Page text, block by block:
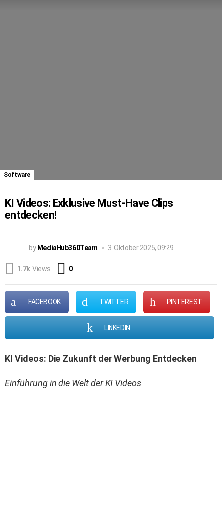
Software
KI Videos: Exklusive Must-Have Clips
entdecken!
by MediaHub360Team 3. Oktober 2025, 09:29
1.7k Views 0
FACEBOOK TWITTER PINTEREST
LINKEDIN
KI Videos: Die Zukunft der Werbung Entdecken
Einführung in die Welt der KI Videos